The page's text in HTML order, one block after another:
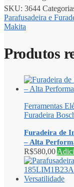
SKU: 3644
Parafusadeira e
Makita
Produtos
Ferramentas
Furadeira
Furadeira de
– Alta
R$580,00